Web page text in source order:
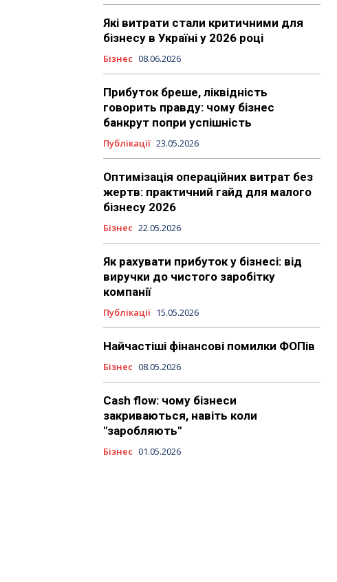
Які витрати стали критичними для
бізнесу в Україні у 2026 році
Бізнес 08.06.2026
Прибуток бреше, ліквідність
говорить правду: чому бізнес
банкрут попри успішність
Публікації 23.05.2026
Оптимізація операційних витрат без
жертв: практичний гайд для малого
бізнесу 2026
Бізнес 22.05.2026
Як рахувати прибуток у бізнесі: від
виручки до чистого заробітку
компанії
Публікації 15.05.2026
Найчастіші фінансові помилки ФОПів
Бізнес 08.05.2026
Cash flow: чому бізнеси
закриваються, навіть коли
"заробляють"
Бізнес 01.05.2026